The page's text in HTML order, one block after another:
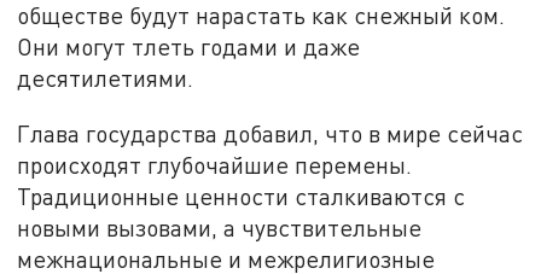
обществе будут нарастать как снежный ком.
Они могут тлеть годами и даже
десятилетиями.
Глава государства добавил, что в мире сейчас
происходят глубочайшие перемены.
Традиционные ценности сталкиваются с
новыми вызовами, а чувствительные
межнациональные и межрелигиозные